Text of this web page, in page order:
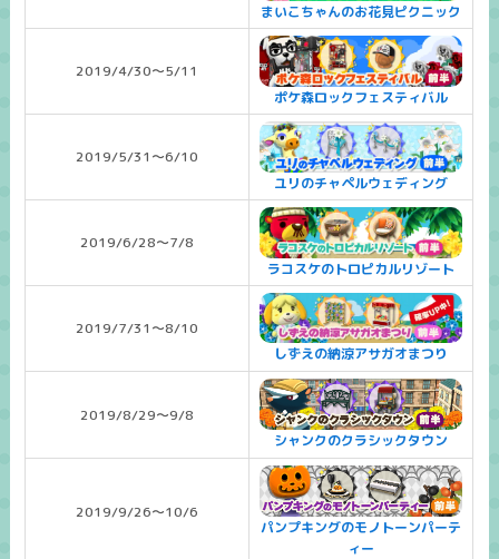
まいこちゃんのお花見ピクニック
2019/4/30～5/11
ポケ森ロックフェスティバル
2019/5/31～6/10
ユリのチャペルウェディング
2019/6/28～7/8
ラコスケのトロピカルリゾート
2019/7/31～8/10
しずえの納涼アサガオまつり
2019/8/29～9/8
シャンクのクラシックタウン
2019/9/26～10/6
パンプキングのモノトーンパーテ
ィー